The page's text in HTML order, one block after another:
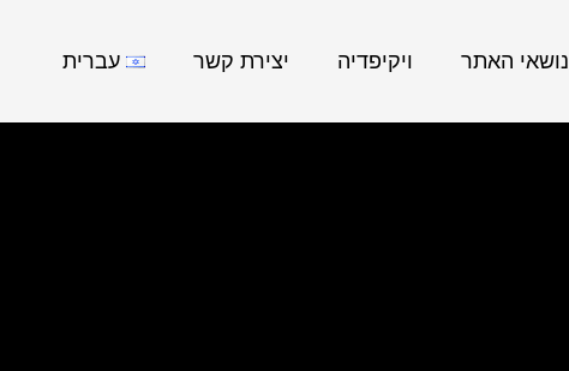
נושאי האתר ויקיפדיה יצירת קשר עברית